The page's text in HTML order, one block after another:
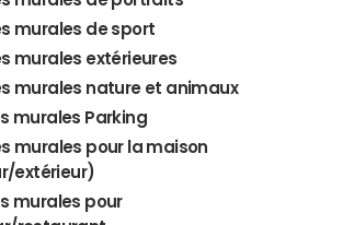
murales de sport
murales extérieures
murales nature et animaux
murales Parking
murales pour la maison
extérieur)
murales pour